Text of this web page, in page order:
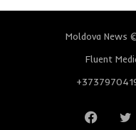
Moldova News
Fluent